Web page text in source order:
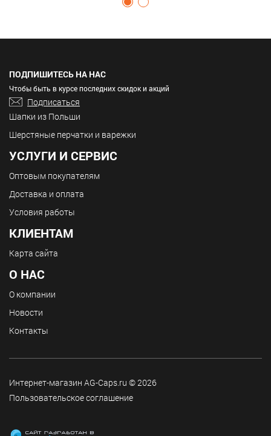
ПОДПИШИТЕСЬ НА НАС
Чтобы быть в курсе последних скидок и акций
Подписаться
Шапки из Польши
Шерстяные перчатки и варежки
УСЛУГИ И СЕРВИС
Оптовым покупателям
Доставка и оплата
Условия работы
КЛИЕНТАМ
Карта сайта
О НАС
О компании
Новости
Контакты
Интернет-магазин AG-Caps.ru © 2026
Пользовательское соглашение